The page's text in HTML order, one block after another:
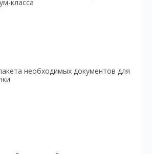
класса
необходимых документов для